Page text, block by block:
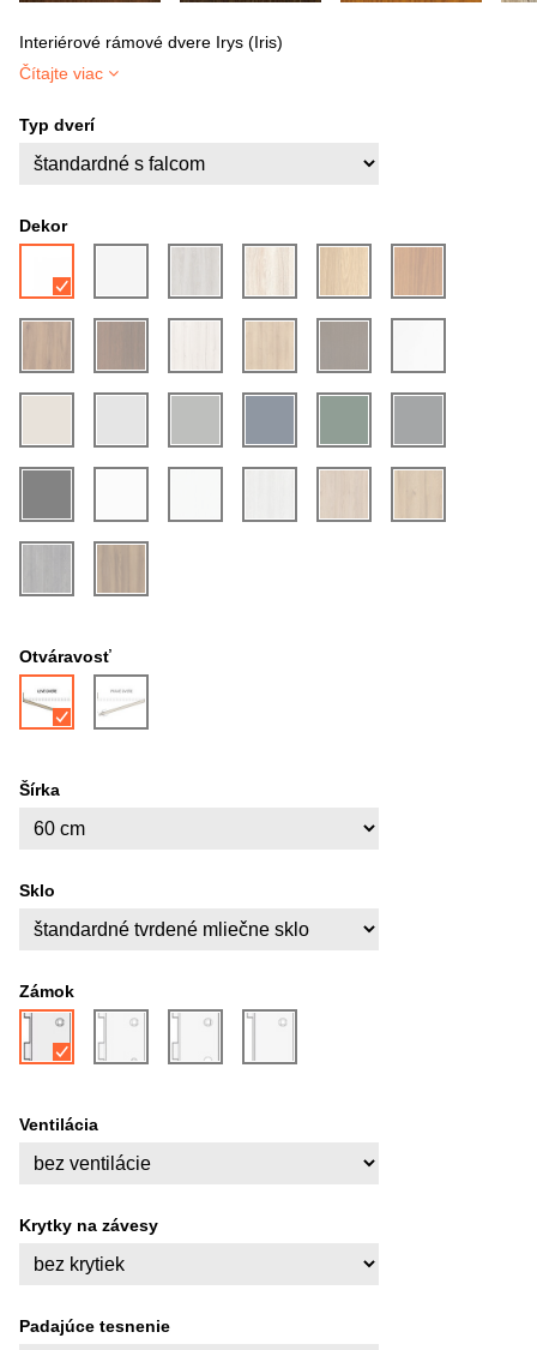
Interiérové rámové dvere Irys (Iris)
Čítajte viac
Typ dverí
Dekor
Otváravosť
Šírka
Sklo
Zámok
Ventilácia
Krytky na závesy
Padajúce tesnenie